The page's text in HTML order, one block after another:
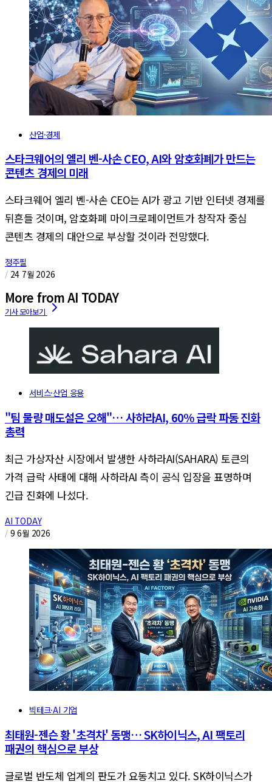
산업·경제
스타크웨어의 엘리 벤-사손 CEO, AI와 암호화폐가 만드는
콘텐츠 경제의 미래
스타크웨어 엘리 벤-사손 CEO는 AI가 광고 기반 인터넷 경제를
뒤흔들 것이며, 암호화폐 마이크로페이먼트가 창작자 중심
콘텐츠 경제의 대안으로 부상할 것이라 전망했다.
정주필
/ 24 7월 2026
More from AI TODAY
서비스·산업 응용
"팀 물량 매도설은 오해"… 사하라AI, 60% 급락 파동 진화
총력
최근 가상자산 시장에서 발생한 사하라AI(SAHARA) 토큰의
가격 급락 사태에 대해 사하라AI 측이 공식 입장을 표명하며
긴급 진화에 나섰다.
AI TODAY
/ 9 6월 2026
빅테크·AI 기업
최태원-젠슨 황 '초격차' 동맹… SK하이닉스, AI 팩토리
패권의 핵심으로 부상
글로벌 반도체 업계의 판도가 요동치고 있다. SK하이닉스가